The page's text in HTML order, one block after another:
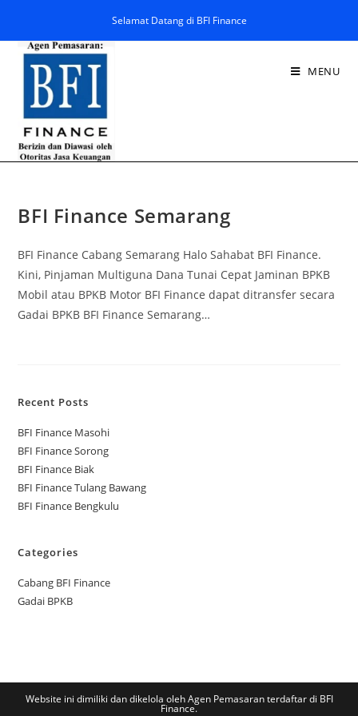
Selamat Datang di BFI Finance
MENU
BFI Finance Semarang
BFI Finance Cabang Semarang Halo Sahabat BFI Finance.
Kini, Pinjaman Multiguna Dana Tunai Cepat Jaminan BPKB
Mobil atau BPKB Motor BFI Finance dapat ditransfer secara
Gadai BPKB BFI Finance Semarang…
Recent Posts
BFI Finance Masohi
BFI Finance Sorong
BFI Finance Biak
BFI Finance Tulang Bawang
BFI Finance Bengkulu
Categories
Cabang BFI Finance
Gadai BPKB
Website ini dimiliki dan dikelola oleh Agen Pemasaran terdaftar di BFI
Finance.